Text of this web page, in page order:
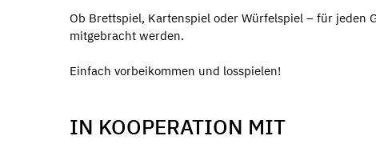
Ob Brettspiel, Kartenspiel oder Würfelspiel – für jeden
mitgebracht werden.
Einfach vorbeikommen und losspielen!
IN KOOPERATION MIT